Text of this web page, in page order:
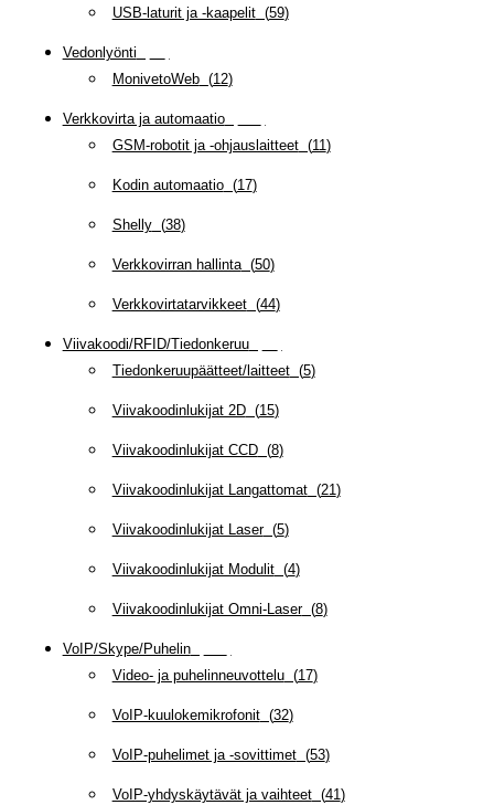
USB-laturit ja -kaapelit(59)
Vedonlyönti
MonivetoWeb(12)
Verkkovirta ja automaatio(
GSM-robotit ja -ohjauslaitteet(11)
Kodin automaatio(17)
Shelly(38)
Verkkovirran hallinta(50)
Verkkovirtatarvikkeet(44)
Viivakoodi/RFID/Tiedonkeruu(
Tiedonkeruupäätteet/laitteet(5)
Viivakoodinlukijat 2D(15)
Viivakoodinlukijat CCD(8)
Viivakoodinlukijat Langattomat(21)
Viivakoodinlukijat Laser(5)
Viivakoodinlukijat Modulit(4)
Viivakoodinlukijat Omni-Laser(8)
VoIP/Skype/Puhelin(
Video- ja puhelinneuvottelu(17)
VoIP-kuulokemikrofonit(32)
VoIP-puhelimet ja -sovittimet(53)
VoIP-yhdyskäytävät ja vaihteet(41)